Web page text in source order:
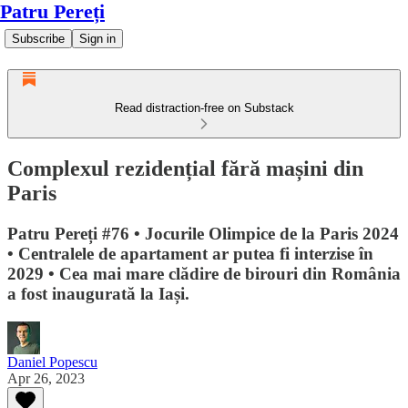
Patru Pereți
Subscribe Sign in
Read distraction-free on Substack
Complexul rezidențial fără mașini din
Paris
Patru Pereți #76 • Jocurile Olimpice de la Paris 2024
• Centralele de apartament ar putea fi interzise în
2029 • Cea mai mare clădire de birouri din România
a fost inaugurată la Iași.
Daniel Popescu
Apr 26, 2023